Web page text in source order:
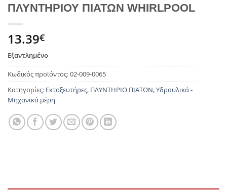
ΠΛΥΝΤΗΡΙΟΥ ΠΙΑΤΩΝ WHIRLPOOL
13.39€
Εξαντλημένο
Κωδικός προϊόντος:02-009-0065
Κατηγορίες: Εκτοξευτήρες, ΠΛΥΝΤΗΡΙΟ ΠΙΑΤΩΝ,Υδραυλικά -
Μηχανικά μέρη